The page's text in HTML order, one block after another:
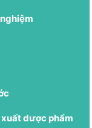
dược phẩm